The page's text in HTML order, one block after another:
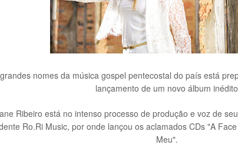
nomes da música gospel pentecostal do país está
lançamento de um novo álbum
Ribeiro está no intenso processo de produção e voz de
Ro.Ri Music, por onde lançou os aclamados CDs "A
Meu".